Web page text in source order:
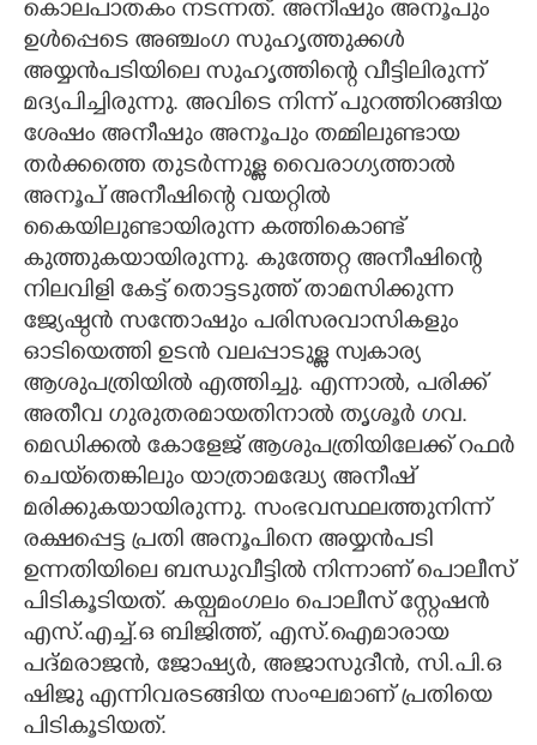
കൊലപാതകം നടന്നത്. അനീഷും അനൂപും
ഉൾപ്പെടെ അഞ്ചംഗ സുഹൃത്തുക്കൾ
അയ്യൻപടിയിലെ സുഹൃത്തിന്റെ വീട്ടിലിരുന്ന്
മദ്യപിച്ചിരുന്നു. അവിടെ നിന്ന് പുറത്തിറങ്ങിയ
ശേഷം അനീഷും അനൂപും തമ്മിലുണ്ടായ
തർക്കത്തെ തുടർന്നുള്ള വൈരാഗ്യത്താൽ
അനൂപ് അനീഷിന്റെ വയറ്റിൽ
കൈയിലുണ്ടായിരുന്ന കത്തികൊണ്ട്
കുത്തുകയായിരുന്നു. കുത്തേറ്റ അനീഷിന്റെ
നിലവിളി കേട്ട് തൊട്ടടുത്ത് താമസിക്കുന്ന
ജ്യേഷ്ഠൻ സന്തോഷും പരിസരവാസികളും
ഓടിയെത്തി ഉടൻ വലപ്പാടുള്ള സ്വകാര്യ
ആശുപത്രിയിൽ എത്തിച്ചു. എന്നാൽ,​ പരിക്ക്
അതീവ ഗുരുതരമായതിനാൽ തൃശൂർ ഗവ.
മെഡിക്കൽ കോളേജ് ആശുപത്രിയിലേക്ക് റഫർ
ചെയ്‌തെങ്കിലും യാത്രാമദ്ധ്യേ അനീഷ്
മരിക്കുകയായിരുന്നു. സംഭവസ്ഥലത്തുനിന്ന്
രക്ഷപ്പെട്ട പ്രതി അനൂപിനെ അയ്യൻപടി
ഉന്നതിയിലെ ബന്ധുവീട്ടിൽ നിന്നാണ് പൊലീസ്
പിടികൂടിയത്. കയ്പമംഗലം പൊലീസ് സ്റ്റേഷൻ
എസ്.എച്ച്.ഒ ബിജിത്ത്, എസ്.ഐമാരായ
പദ്മരാജൻ, ജോഷ്യർ, അജാസുദീൻ, സി.പി.ഒ
ഷിജു എന്നിവരടങ്ങിയ സംഘമാണ് പ്രതിയെ
പിടികൂടിയത്.